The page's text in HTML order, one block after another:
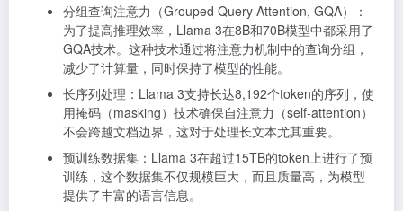
分组查询注意力（Grouped Query Attention, GQA）：
为了提高推理效率，Llama 3在8B和70B模型中都采用了
GQA技术。这种技术通过将注意力机制中的查询分组，
减少了计算量，同时保持了模型的性能。
长序列处理：Llama 3支持长达8,192个token的序列，使
用掩码（masking）技术确保自注意力（self-attention）
不会跨越文档边界，这对于处理长文本尤其重要。
预训练数据集：Llama 3在超过15TB的token上进行了预
训练，这个数据集不仅规模巨大，而且质量高，为模型
提供了丰富的语言信息。